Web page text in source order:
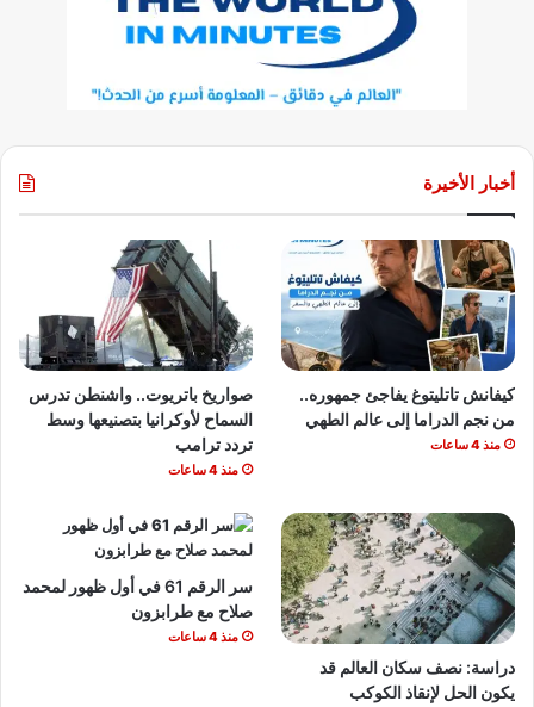
أخبار الأخيرة
كيفانش تاتليتوغ يفاجئ جمهوره..
من نجم الدراما إلى عالم الطهي
منذ 4 ساعات
صواريخ باتريوت.. واشنطن تدرس
السماح لأوكرانيا بتصنيعها وسط
تردد ترامب
منذ 4 ساعات
دراسة: نصف سكان العالم قد
يكون الحل لإنقاذ الكوكب
سر الرقم 61 في أول ظهور لمحمد
صلاح مع طرابزون
منذ 4 ساعات